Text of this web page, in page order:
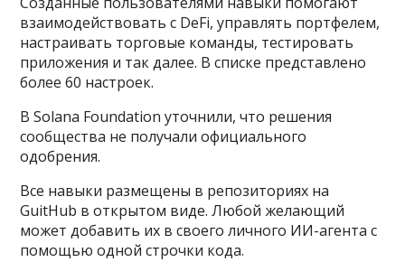
взаимодействовать с DeFi, управлять портфелем,
настраивать торговые команды, тестировать
приложения и так далее. В списке представлено
более 60 настроек.
В Solana Foundation уточнили, что решения
сообщества не получали официального
одобрения.
Все навыки размещены в репозиториях на
GuitHub в открытом виде. Любой желающий
может добавить их в своего личного ИИ-агента с
помощью одной строчки кода.